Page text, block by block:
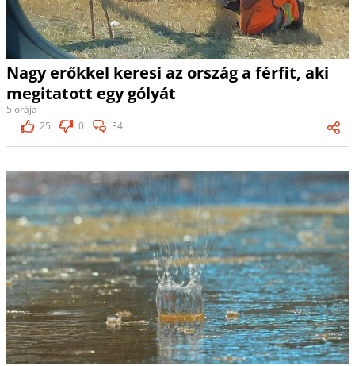
Nagy erőkkel keresi az ország a férfit, aki
megitatott egy gólyát
5 órája
25
0 34